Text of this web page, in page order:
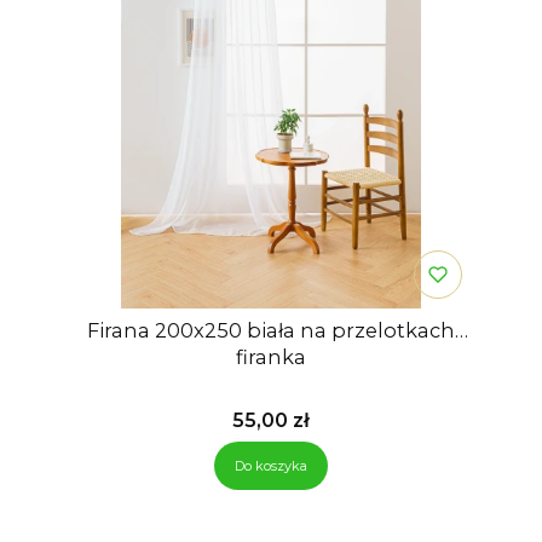
Firana 200x250 biała na przelotkach
firanka
Cena
55,00 zł
Do koszyka